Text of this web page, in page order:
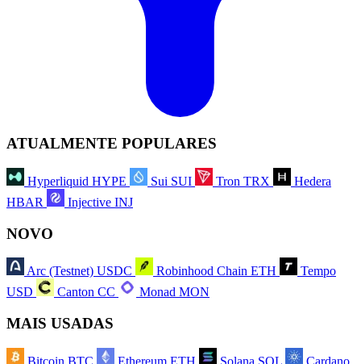
ATUALMENTE POPULARES
Hyperliquid HYPE Sui SUI Tron TRX
Hedera
HBAR
Injective INJ
NOVO
Arc (Testnet) USDC Robinhood Chain ETH
Tempo
USD
Canton CC Monad MON
MAIS USADAS
Bitcoin BTC Ethereum ETH Solana SOL
Cardano